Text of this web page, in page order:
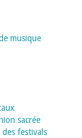
musique
sacrée
festivals